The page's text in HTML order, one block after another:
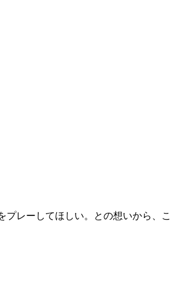
レーしてほしい。との想いから、こ